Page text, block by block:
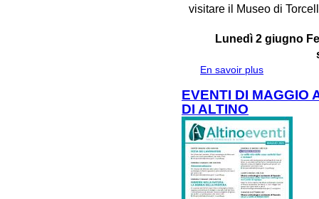
visitare il Museo di
Lunedì 2 giugno
En savoir plus
EVENTI DI MAGGIO
DI ALTINO